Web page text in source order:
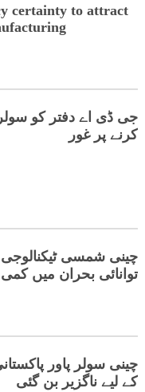
certainty to attract
جی ڈی اے دفتر کو سولر
کرنے پر غور
چینی شمسی
توانائی بحران میں کمی
چینی سولر پاور
کے لیے ناگزیر بن گئی